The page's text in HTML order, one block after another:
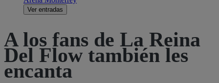
Ver entradas
A los fans de La Reina
Del Flow también les
encanta